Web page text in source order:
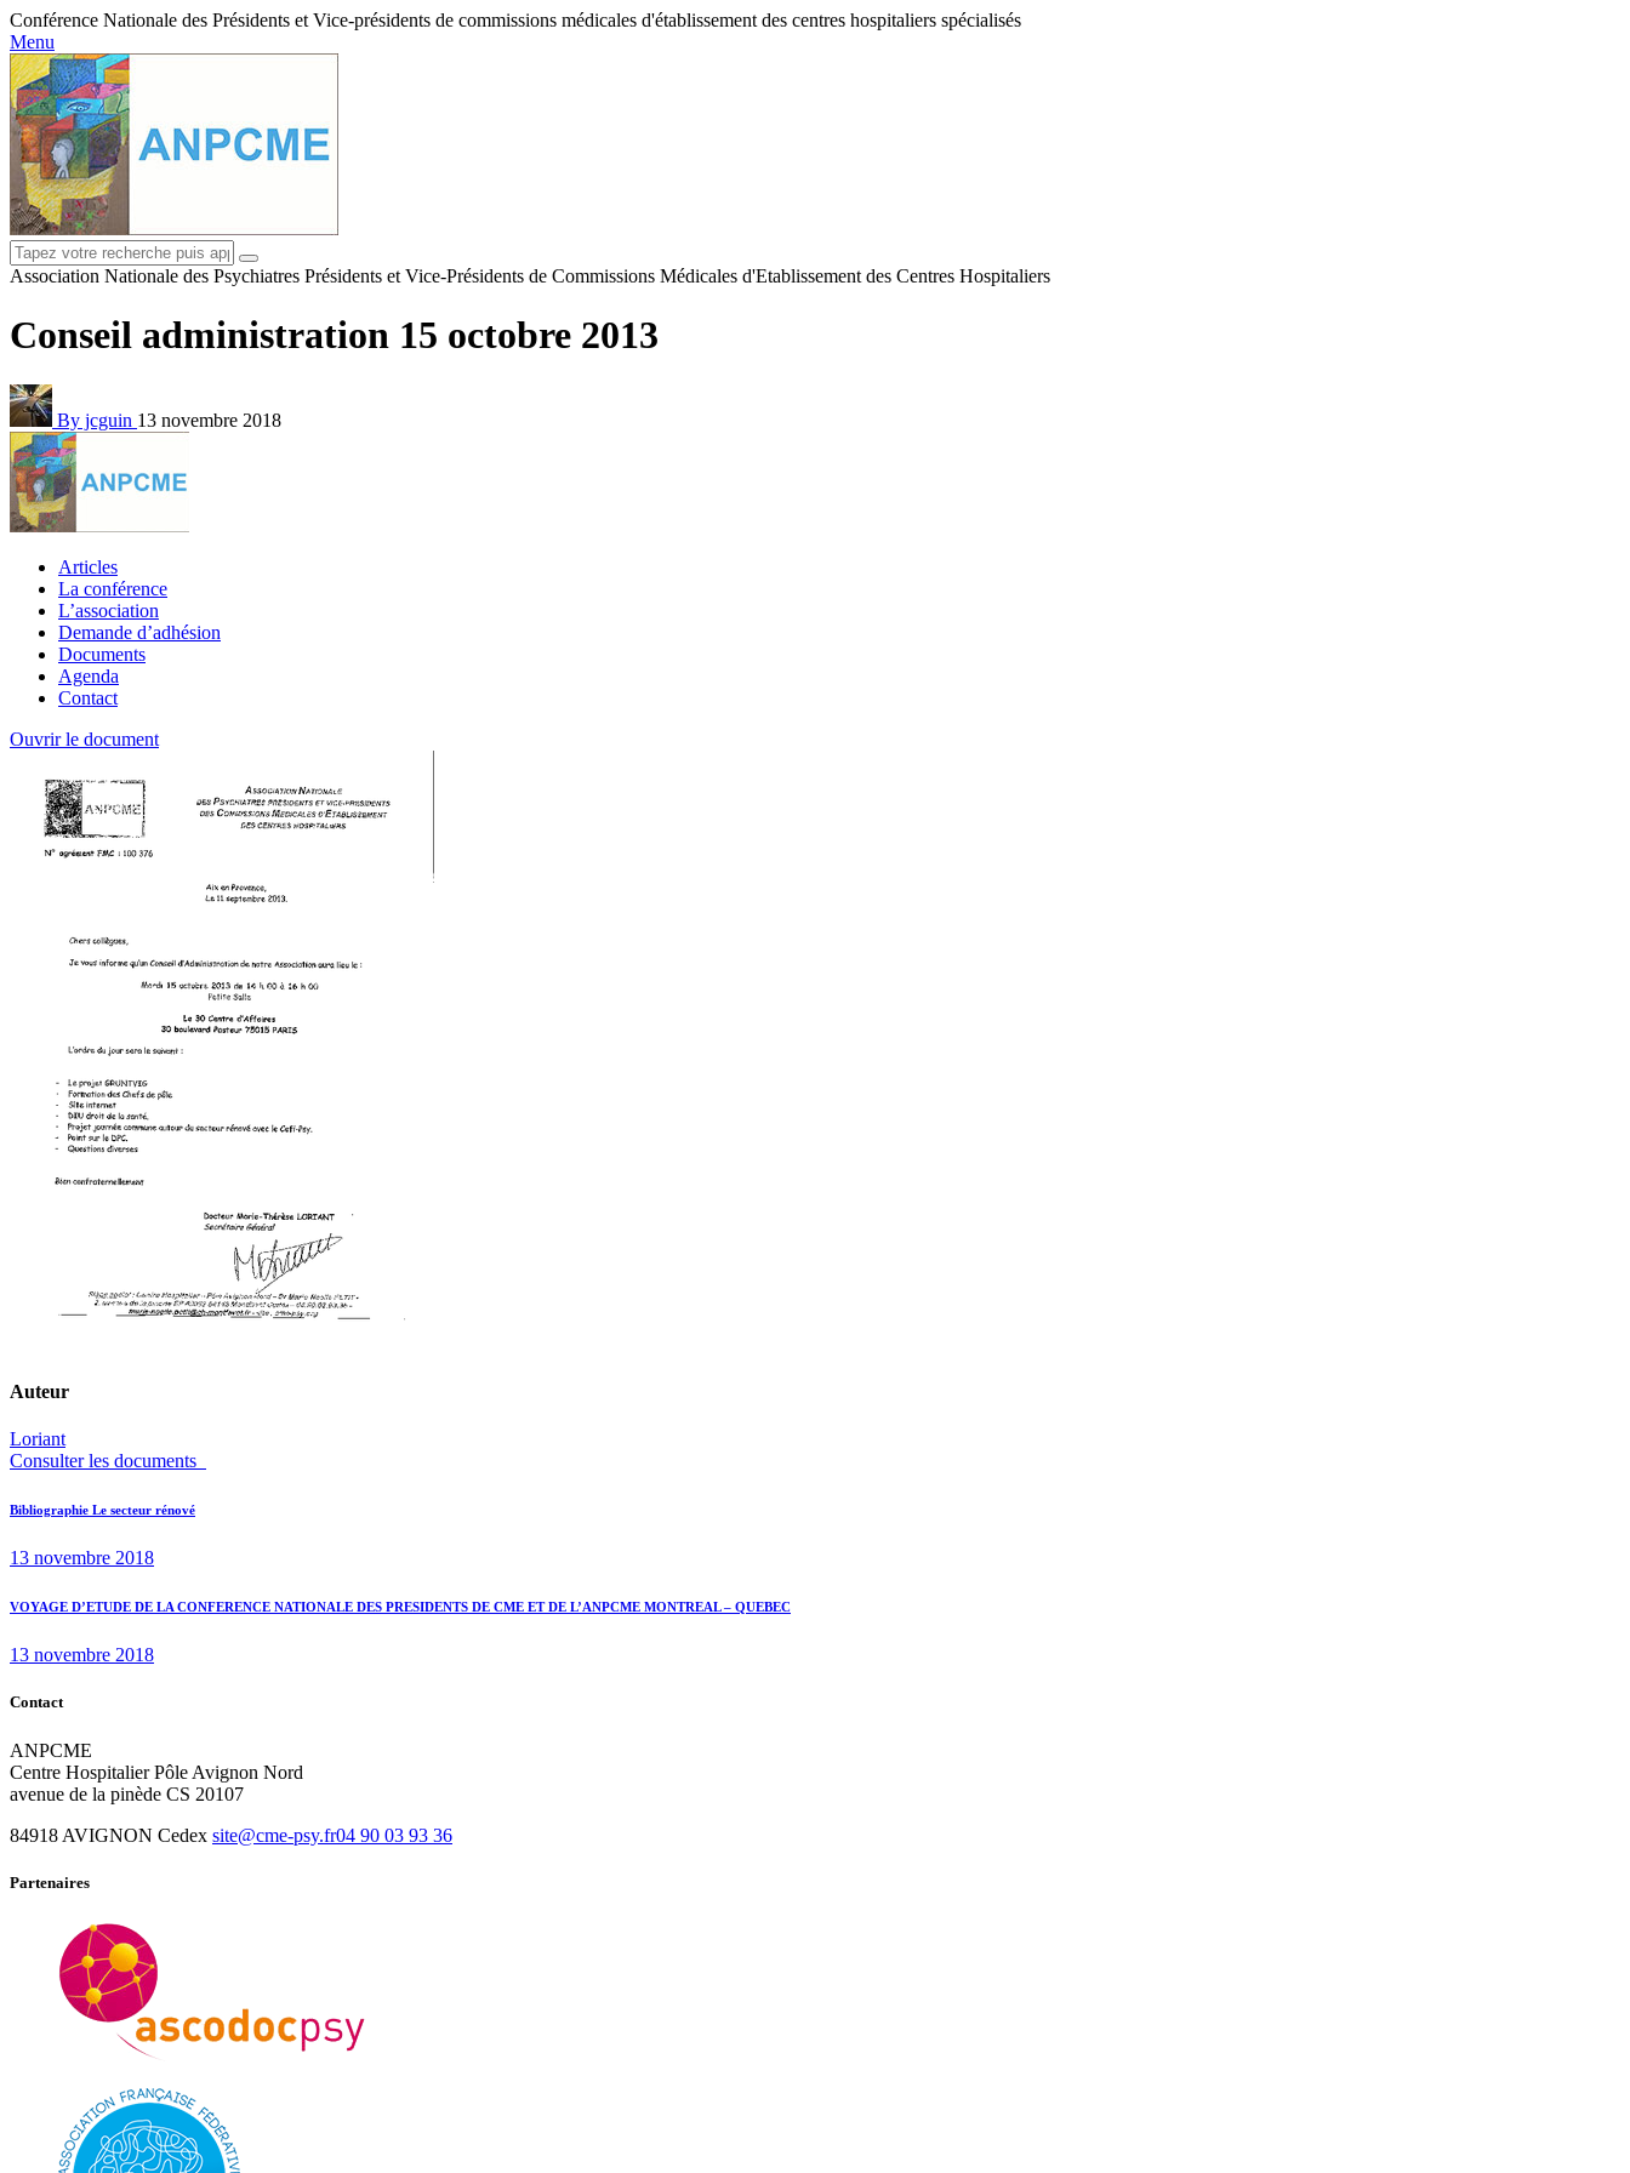
Conférence Nationale des Présidents et Vice-présidents de commissions médicales d'établissement des centres hospitaliers spécialisés
Menu
Association Nationale des Psychiatres Présidents et Vice-Présidents de Commissions Médicales d'Etablissement des Centres Hospitaliers
Conseil administration 15 octobre 2013
By jcguin 13 novembre 2018
Articles
La conférence
L’association
Demande d’adhésion
Documents
Agenda
Contact
Ouvrir le document
Auteur
Loriant
Consulter les documents
Navigation
de
Previous
Bibliographie Le secteur rénové
13 novembre 2018
Next
VOYAGE D’ETUDE DE LA CONFERENCE NATIONALE DES PRESIDENTS DE CME ET DE L’ANPCME MONTREAL – QUEBEC
13 novembre 2018
Contact
ANPCME
Centre Hospitalier Pôle Avignon Nord
avenue de la pinède CS 20107
84918 AVIGNON Cedex site@cme-psy.fr04 90 03 93 36
Partenaires